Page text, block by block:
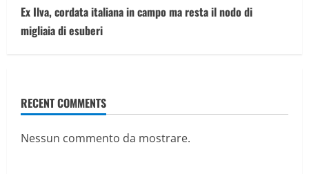
Ex Ilva, cordata italiana in campo ma resta il nodo di
migliaia di esuberi
RECENT COMMENTS
Nessun commento da mostrare.